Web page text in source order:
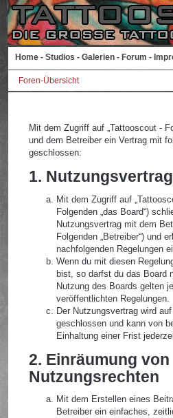
Home - Studios - Galerien - Forum -
Foren-Übersicht
Mit dem Zugriff auf „Tattooscout -
und dem Betreiber ein Vertrag mit
geschlossen:
1. Nutzungsvertrag
Mit dem Zugriff auf
Folgenden „das Board“)
Nutzungsvertrag mit dem
Folgenden „Betreiber“) und
nachfolgenden Regelungen
Wenn du mit diesen
bist, so darfst du das Board
Nutzung des Boards gelten
veröffentlichten Regelungen.
Der Nutzungsvertrag wird
geschlossen und kann von
Einhaltung einer Frist
2. Einräumung von
Nutzungsrechten
Mit dem Erstellen eines
Betreiber ein einfaches,